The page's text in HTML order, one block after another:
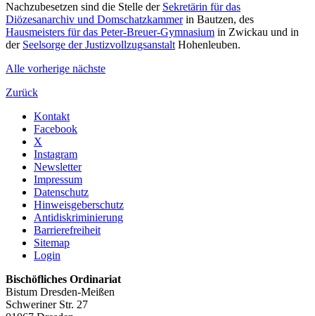
Nachzubesetzen sind die Stelle der Sekretärin für das
Diözesanarchiv und Domschatzkammerin Bautzen, des
Hausmeisters für das Peter-Breuer-Gymnasium in Zwickau und in
der Seelsorge der Justizvollzugsanstalt Hohenleuben.
Alle vorherige nächste
Zurück
Kontakt
Facebook
X
Instagram
Newsletter
Impressum
Datenschutz
Hinweisgeberschutz
Antidiskriminierung
Barrierefreiheit
Sitemap
Login
Bischöfliches Ordinariat
Bistum Dresden-Meißen
Schweriner Str. 27